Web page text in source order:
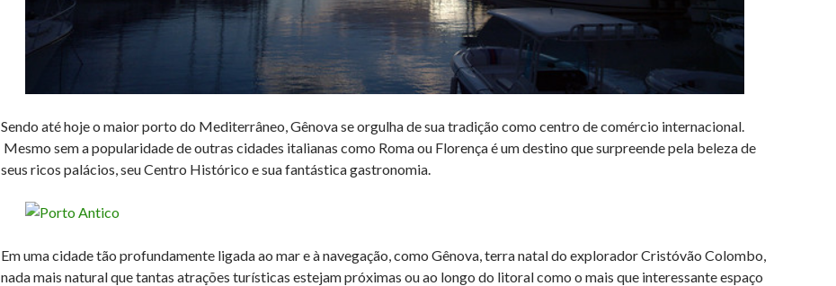
Sendo até hoje o maior porto do Mediterrâneo, Gênova se orgulha de sua tradição como centro de comércio internacional.
Mesmo sem a popularidade de outras cidades italianas como Roma ou Florença é um destino que surpreende pela beleza de
seus ricos palácios, seu Centro Histórico e sua fantástica gastronomia.
Em uma cidade tão profundamente ligada ao mar e à navegação, como Gênova, terra natal do explorador Cristóvão Colombo,
nada mais natural que tantas atrações turísticas estejam próximas ou ao longo do litoral como o mais que interessante espaço